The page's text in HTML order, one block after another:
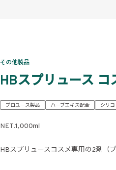
その他製品
HBスプリュース
プロユース製品 ハーブエキス配合 シリ
NET.1,000ml
HBスプリュースコスメ専用の2剤（ブ